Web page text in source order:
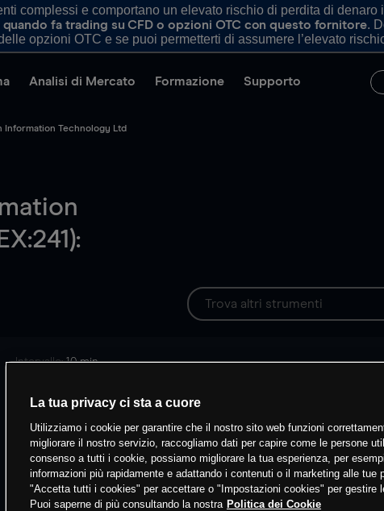
complessi e comportano un elevato rischio di perdita di
fa trading su CFD o opzioni OTC con questo fornitore.
opzioni OTC e se puoi permetterti di assumere l’elevato
Analisi di Mercato Formazione Supporto
Information Technology Ltd
Intervallo:10 min
La tua privacy ci sta a cuore
Utilizziamo i cookie per garantire che il nostro sito web funzioni
migliorare il nostro servizio, raccogliamo dati per capire come le persone
consenso a tutti i cookie, possiamo migliorare la tua esperienza, per
informazioni più rapidamente e adattando i contenuti o il marketing alle tue
"Accetta tutti i cookies" per accettare o "Impostazioni cookies" per gestire
Puoi saperne di più consultando la nostra Politica dei Cookie